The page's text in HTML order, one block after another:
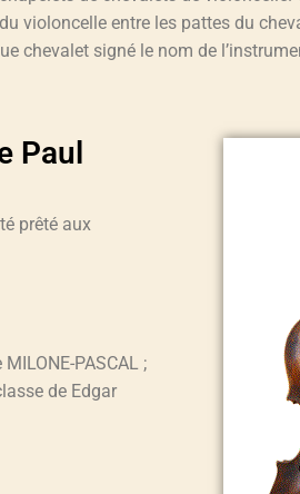
violoncelle entre les pattes du
chevalet signé le nom de
Paul
prêté aux
PASCAL ;
de Edgar